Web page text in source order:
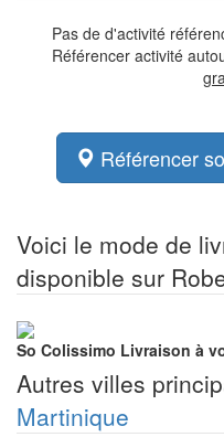
Pas de d'activité
Référencer activité
Référencer
Voici le mode de
disponible sur
So Colissimo Livraison à
Autres villes
Martinique